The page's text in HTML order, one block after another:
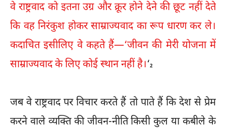
वे राष्ट्रवाद को इतना उग्र और क्रूर होने देने की छूट नहीं देते
कि वह निरंकुश होकर साम्राज्यवाद का रूप धारण कर ले।
कदाचित इसीलिए वे कहते हैं—‘जीवन की मेरी योजना में
साम्राज्यवाद के लिए कोई स्थान नहीं है।‘2
जब वे राष्ट्रवाद पर विचार करते हैं तो पाते हैं कि देश से प्रेम
करने वाले व्यक्ति की जीवन-नीति किसी कुल या कबीले के